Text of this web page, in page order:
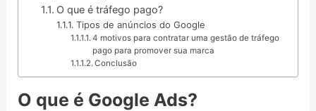
O que é tráfego pago?
Tipos de anúncios do Google
4 motivos para contratar uma gestão de tráfego
pago para promover sua marca
Conclusão
O que é Google Ads?